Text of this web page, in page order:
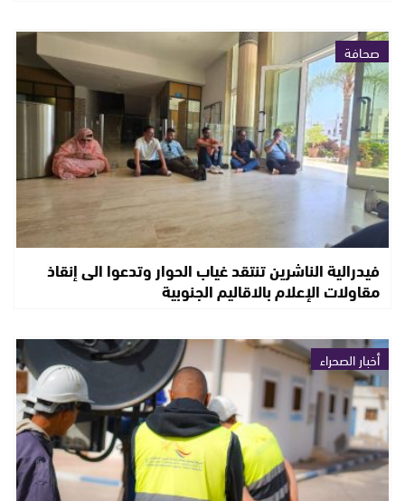
صحافة
فيدرالية الناشرين تنتقد غياب الحوار وتدعوا الى إنقاذ
مقاولات الإعلام بالاقاليم الجنوبية
أخبار الصحراء